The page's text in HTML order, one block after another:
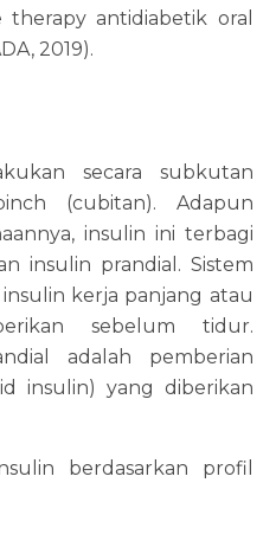
antidiabetik oral
2019).
secara subkutan
(cubitan). Adapun
insulin ini terbagi
insulin prandial. Sistem
kerja panjang atau
sebelum tidur.
adalah pemberian
insulin) yang diberikan
berdasarkan profil